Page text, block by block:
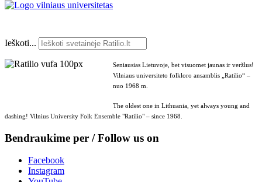
Ieškoti...
Seniausias Lietuvoje, bet visuomet jaunas ir veržlus!
Vilniaus universiteto folkloro ansamblis „Ratilio“ –
nuo 1968 m.
The oldest one in Lithuania, yet always young and
dashing! Vilnius University Folk Ensemble "Ratilio" – since 1968.
Bendraukime per / Follow us on
Facebook
Instagram